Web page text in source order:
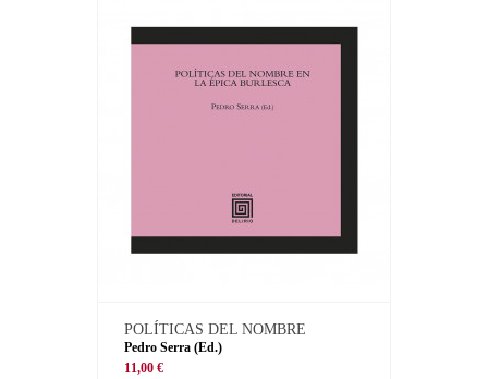
POLÍTICAS DEL NOMBRE
Pedro Serra (Ed.)
11,00 €